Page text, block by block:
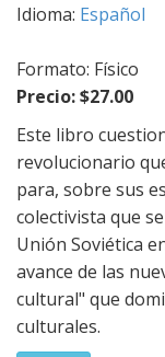
Idioma: Español
Formato: Físico
Precio: $27.00
Este libro
revolucionario
para, sobre sus
colectivista que
Unión Soviética
avance de las
cultural" que
culturales.